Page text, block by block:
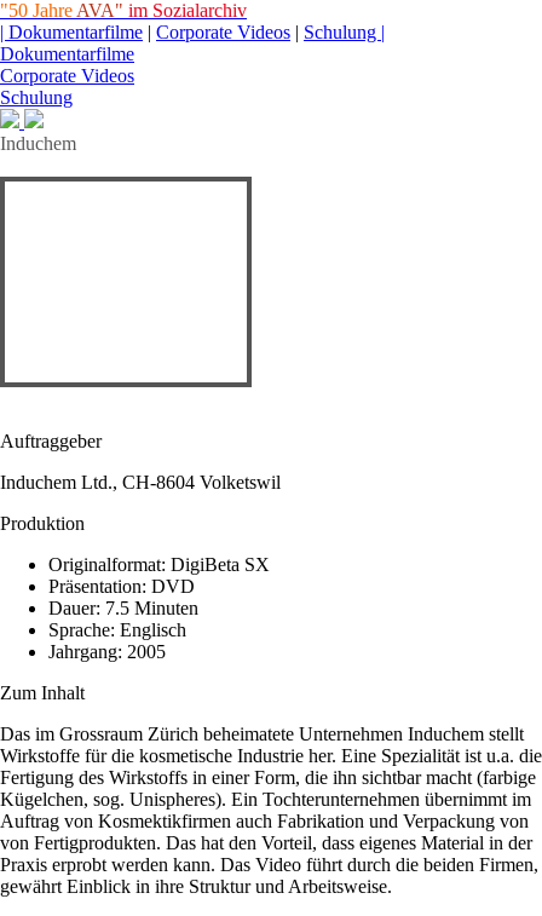
"50 Jahre AVA" im Sozialarchiv
| Dokumentarfilme | Corporate Videos | Schulung |
Dokumentarfilme
Corporate Videos
Schulung
Induchem
Auftraggeber
Induchem Ltd., CH-8604 Volketswil
Produktion
Originalformat: DigiBeta SX
Präsentation: DVD
Dauer: 7.5 Minuten
Sprache: Englisch
Jahrgang: 2005
Zum Inhalt
Das im Grossraum Zürich beheimatete Unternehmen Induchem stellt
Wirkstoffe für die kosmetische Industrie her. Eine Spezialität ist u.a. die
Fertigung des Wirkstoffs in einer Form, die ihn sichtbar macht (farbige
Kügelchen, sog. Unispheres). Ein Tochterunternehmen übernimmt im
Auftrag von Kosmektikfirmen auch Fabrikation und Verpackung von
von Fertigprodukten. Das hat den Vorteil, dass eigenes Material in der
Praxis erprobt werden kann. Das Video führt durch die beiden Firmen,
gewährt Einblick in ihre Struktur und Arbeitsweise.